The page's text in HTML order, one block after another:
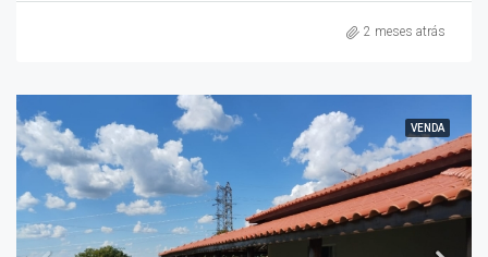
2 meses atrás
VENDA